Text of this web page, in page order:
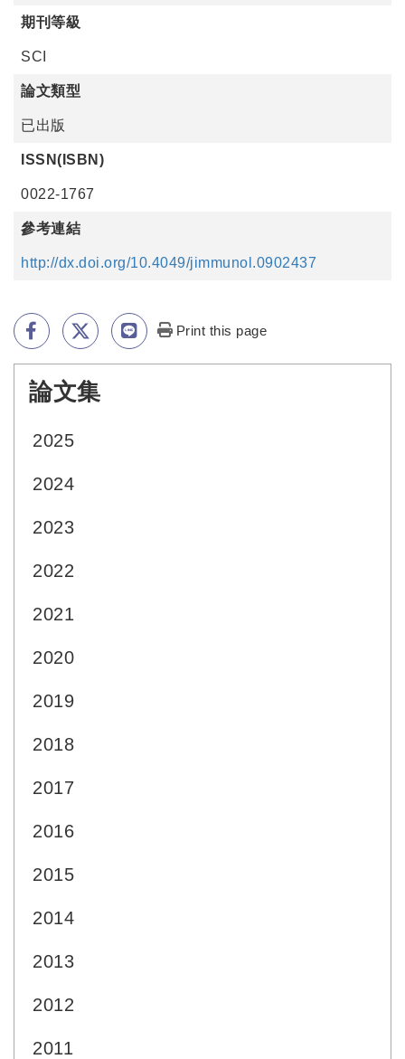
期刊等級
SCI
論文類型
已出版
ISSN(ISBN)
0022-1767
參考連結
http://dx.doi.org/10.4049/​jimmunol.0902437
Print this page
論文集
2025
2024
2023
2022
2021
2020
2019
2018
2017
2016
2015
2014
2013
2012
2011